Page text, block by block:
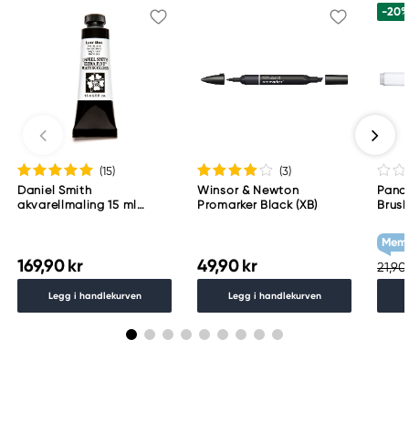
Amsterdam
Royal Talens Netherlands
Sophialaan 46
7311 PD Apeldoorn, Netherlands
info@royaltalens.com
+31 (0)55 527 4700
(15)
Daniel Smith
akvarellmaling 15 ml
169,90 kr
Legg i handlekurven
(3)
Winsor & Newton
Promarker Black (XB)
49,90 kr
Legg i handlekurven
-
grey
21,90